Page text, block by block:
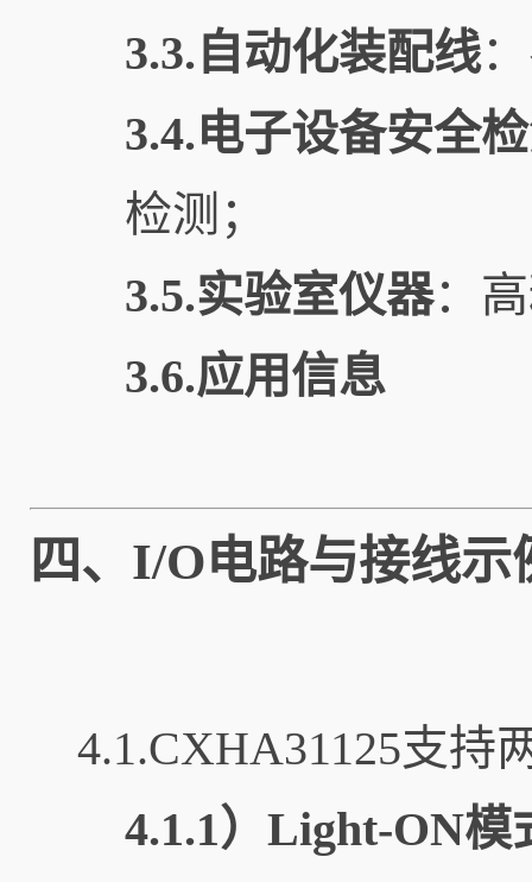
3.3.自动化装配线
3.4.电子设备安全
检测；
3.5.实验室仪器：
3.6.应用信息
四、I/O电路与接线示
4.1.CXHA31125支持
4.1.1）Light-ON模